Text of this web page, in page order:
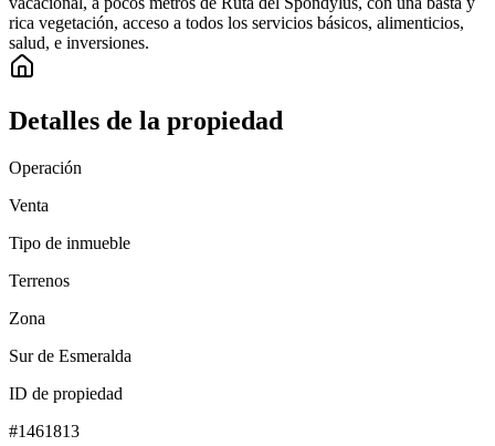
rica vegetación, acceso a todos los servicios básicos, alimenticios,
salud, e inversiones.
Detalles de la propiedad
Operación
Venta
Tipo de inmueble
Terrenos
Zona
Sur de Esmeralda
ID de propiedad
#1461813